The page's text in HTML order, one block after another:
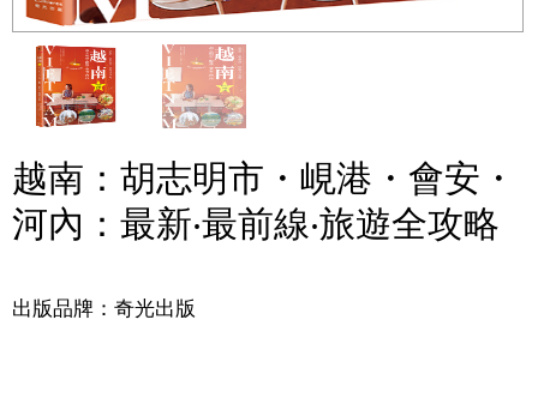
越南：胡志明市・峴港・會安・
河內：最新‧最前線‧旅遊全攻略
出版品牌：奇光出版